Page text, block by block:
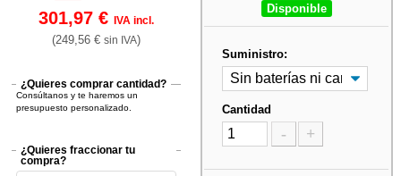
301,97 €IVA incl.
(249,56 €sin IVA)
¿Quieres comprar cantidad?
Consúltanos y te haremos un
presupuesto personalizado.
¿Quieres fraccionar tu
compra?
Disponible
Suministro:
Cantidad
- +